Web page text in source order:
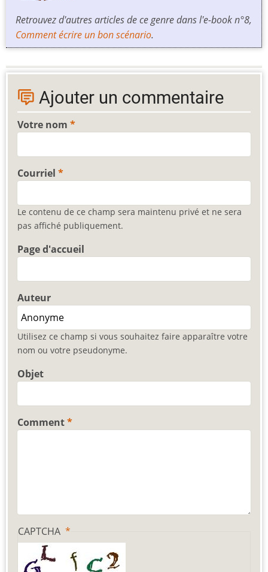
Retrouvez d'autres articles de ce genre dans l'e-book n°8,
Comment écrire un bon scénario.
Ajouter un commentaire
Votre nom
Courriel
Le contenu de ce champ sera maintenu privé et ne sera
pas affiché publiquement.
Page d'accueil
Auteur
Utilisez ce champ si vous souhaitez faire apparaître votre
nom ou votre pseudonyme.
Objet
Comment
CAPTCHA